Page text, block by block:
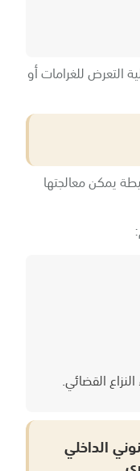
التعرض للغرامات أو
يمكن معالجتها
القضائي.
الداخلي